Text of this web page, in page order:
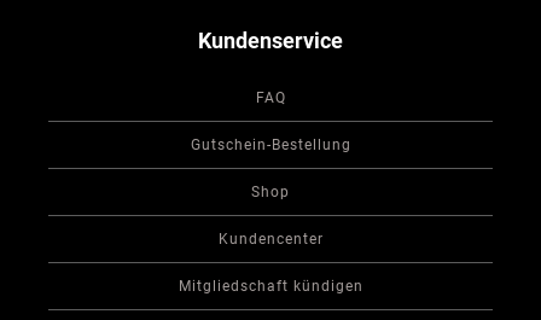
Kundenservice
FAQ
Gutschein-Bestellung
Shop
Kundencenter
Mitgliedschaft kündigen